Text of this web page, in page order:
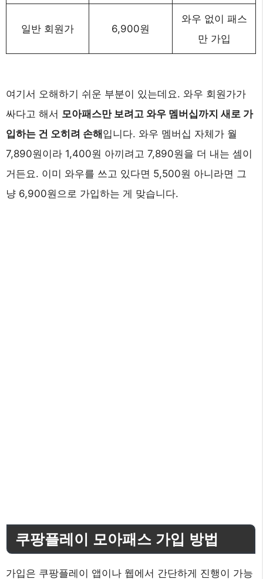
일반 회원가 6,900원
와우 없이 패스
만 가입
여기서 오해하기 쉬운 부분이 있는데요. 와우 회원가가
싸다고 해서 모아패스만 보려고 와우 멤버십까지 새로 가
입하는 건 오히려 손해 입니다. 와우 멤버십 자체가 월
7,890원이라 1,400원 아끼려고 7,890원을 더 내는 셈이
거든요. 이미 와우를 쓰고 있다면 5,500원 아니라면 그
냥 6,900원으로 가입하는 게 맞습니다.
쿠팡플레이 모아패스 가입 방법
가입은 쿠팡플레이 앱이나 웹에서 간단하게 진행이 가능